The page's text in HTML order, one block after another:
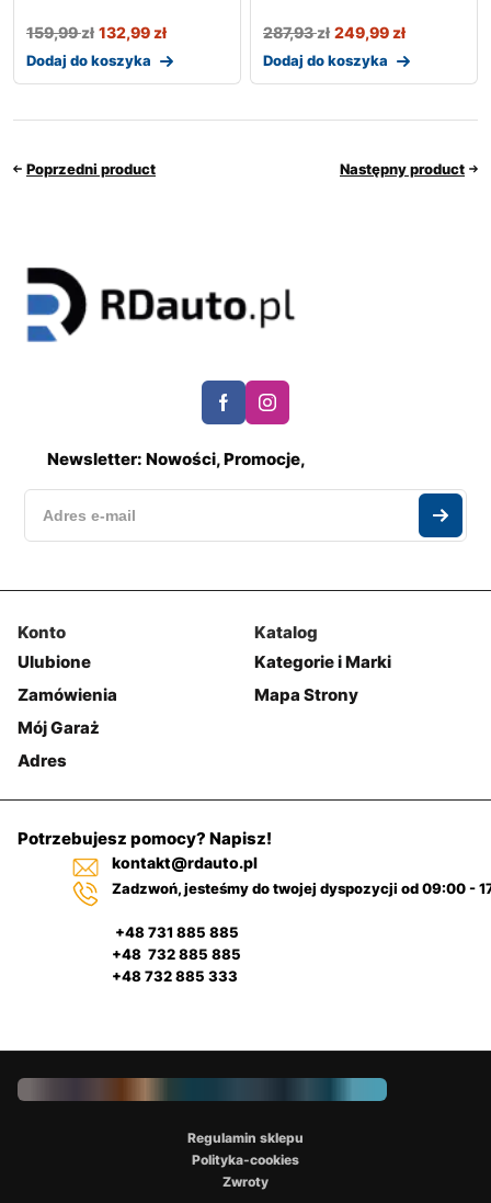
159,99zł 132,99zł
Dodaj do koszyka
287,93zł 249,99zł
Dodaj do koszyka
Poprzedni product Następny product
Newsletter: Nowości, Promocje,
Konto
Ulubione
Zamówienia
Mój Garaż
Adres
Katalog
Kategorie i Marki
Mapa Strony
Potrzebujesz pomocy? Napisz!
kontakt@rdauto.pl
Zadzwoń, jesteśmy do twojej dyspozycji od 09:00 -
+48 731 885 885
+48 732 885 885
+48 732 885 333
Regulamin sklepu
Polityka-cookies
Zwroty